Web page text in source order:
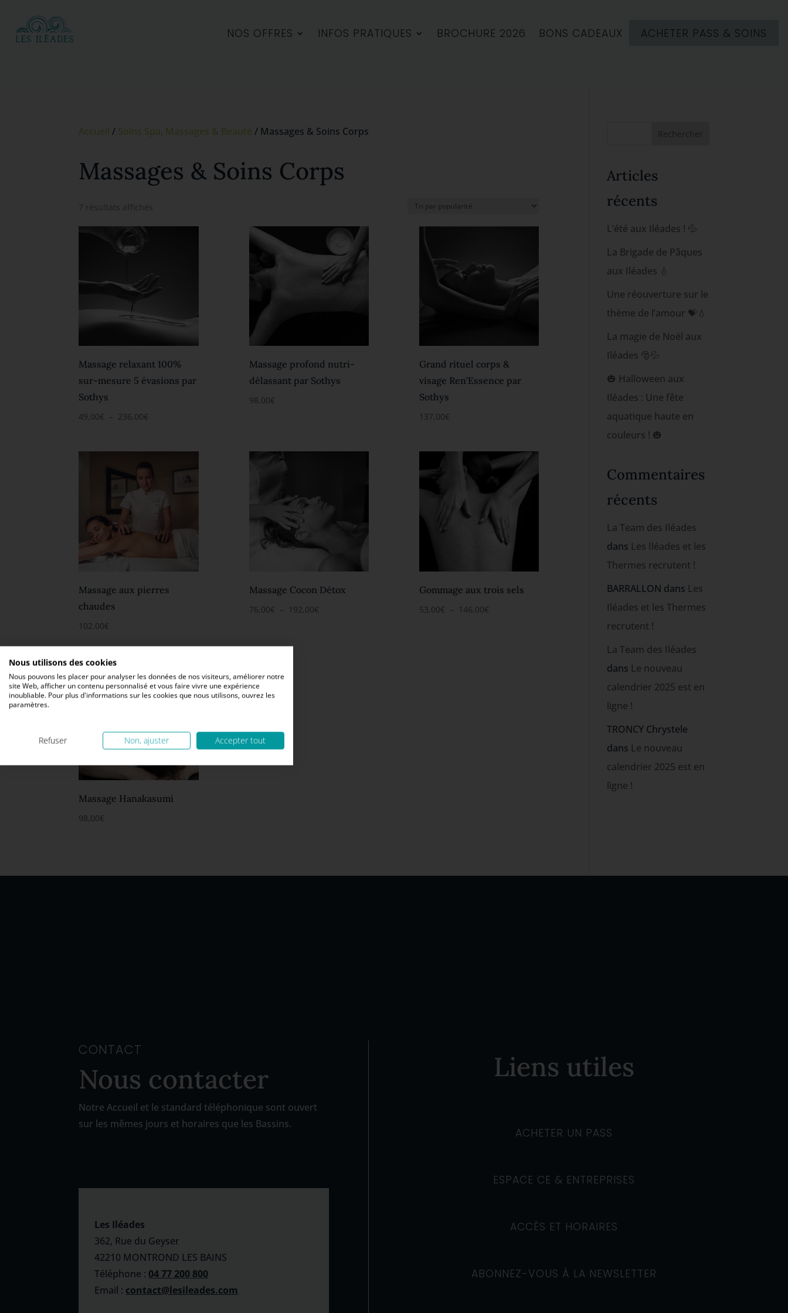
NOS OFFRES INFOS PRATIQUES BROCHURE 2026 BONS CADEAUX ACHETER PASS & SOINS
Accueil / Soins Spa, Massages & Beauté / Massages & Soins Corps
Massages & Soins Corps
par
Massage relaxant 100%
sur-mesure 5 évasions par
Sothys
49,00€ – 236,00€
à
236,00€
Massage profond nutri-
délassant par Sothys
98,00€
Grand rituel corps &
visage Ren’Essence par
Sothys
137,00€
Massage aux pierres
chaudes
102,00€
Massage Cocon Détox
76,00€ – 192,00€Plage
Gommage aux trois sels
53,00€ – 146,00€
Massage Hanakasumi
98,00€
Articles
récents
L’été aux Iléades ! 💦
La Brigade de Pâques
aux Iléades 💧
Une réouverture sur le
thème de l’amour 💝💧
La magie de Noël aux
Iléades 🎅💦
🎃 Halloween aux
Iléades : Une fête
aquatique haute en
couleurs ! 🎃
Commentaires
récents
La Team des Iléades
dans Les Iléades et les
Thermes recrutent !
BARRALLON dans Les
Iléades et les Thermes
recrutent !
La Team des Iléades
dans Le nouveau
calendrier 2025 est en
ligne !
TRONCY Chrystele
dans Le nouveau
calendrier 2025 est en
ligne !
CONTACT
Nous contacter
Notre Accueil et le standard téléphonique sont ouvert
sur les mêmes jours et horaires que les Bassins.
Les Iléades
362, Rue du Geyser
42210 MONTROND LES BAINS
Téléphone : 04 77 200 800
Email : contact@lesileades.com
Liens utiles
ACHETER UN PASS
ESPACE CE & ENTREPRISES
ACCÈS ET HORAIRES
ABONNEZ-VOUS À LA NEWSLETTER
Nous utilisons des cookies
Nous pouvons les placer pour analyser les données de nos visiteurs, améliorer notre
site Web, afficher un contenu personnalisé et vous faire vivre une expérience
inoubliable. Pour plus d'informations sur les cookies que nous utilisons, ouvrez les
paramètres.
Refuser Non, ajuster Accepter tout